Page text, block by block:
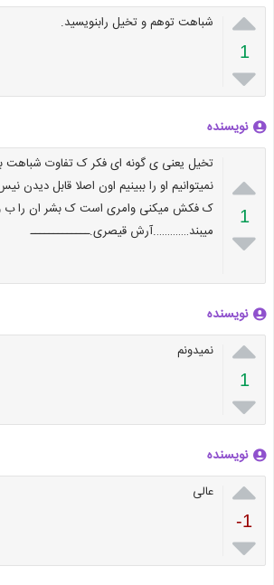

1

شباهت توهم و تخیل رابنویسید.
نویسنده

1

تخیل یعنی ی گونه ای فکر ک تفاوت شباهت با
نمیتوانیم او را ببینیم اون اصلا قابل دیدن
ک فکش میکنی وامری است ک بشر ان را
میبند………….آرش قیصری.ـــــــــــــ
نویسنده

1

نمیدونم
نویسنده

-1

عالی